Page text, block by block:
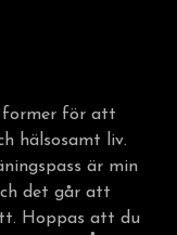
former för att
hälsosamt liv.
är min
det går att
Hoppas att du